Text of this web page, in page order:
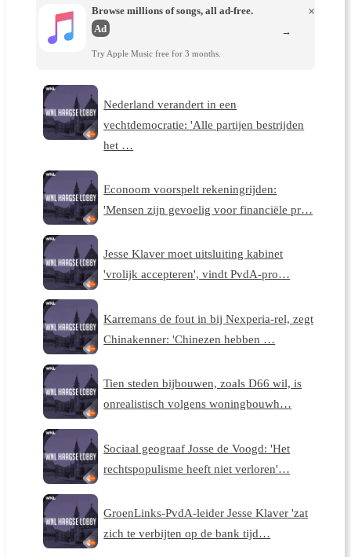
Browse millions of songs, all ad-free.
Ad
Try Apple Music free for 3 months.
×
→
Nederland verandert in een
vechtdemocratie: 'Alle partijen bestrijden
het …
Econoom voorspelt rekeningrijden:
'Mensen zijn gevoelig voor financiële pr…
Jesse Klaver moet uitsluiting kabinet
'vrolijk accepteren', vindt PvdA-pro…
Karremans de fout in bij Nexperia-rel, zegt
Chinakenner: 'Chinezen hebben …
Tien steden bijbouwen, zoals D66 wil, is
onrealistisch volgens woningbouwh…
Sociaal geograaf Josse de Voogd: 'Het
rechtspopulisme heeft niet verloren'…
GroenLinks-PvdA-leider Jesse Klaver 'zat
zich te verbijten op de bank tijd…